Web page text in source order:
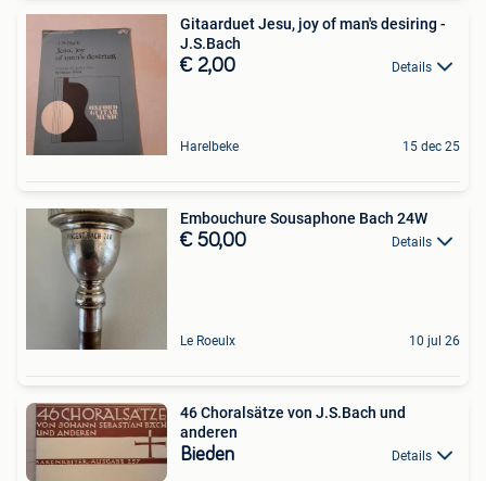
Gitaarduet Jesu, joy of man's desiring -
J.S.Bach
€ 2,00 Details
Harelbeke 15 dec 25
Embouchure Sousaphone Bach 24W
€ 50,00 Details
Le Roeulx 10 jul 26
46 Choralsätze von J.S.Bach und
anderen
Bieden Details